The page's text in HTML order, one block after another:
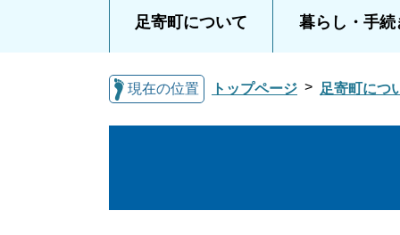
足寄町について 暮らし・手続
現在の位置 トップページ 足寄町につ